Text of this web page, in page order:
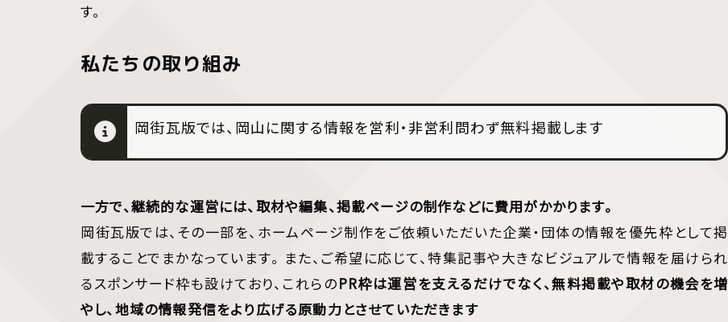
す。
私たちの取り組み
岡街瓦版では、岡山に関する情報を営利・非営利問わず無料掲載します
一方で、継続的な運営には、取材や編集、掲載ページの制作などに費用がかかります。
岡街瓦版では、その一部を、ホームページ制作をご依頼いただいた企業・団体の情報を優先枠として掲
載することでまかなっています。 また、ご希望に応じて、特集記事や大きなビジュアルで情報を届けられ
るスポンサード枠も設けており、これらのPR枠は運営を支えるだけでなく、無料掲載や取材の機会を増
やし、地域の情報発信をより広げる原動力とさせていただきます